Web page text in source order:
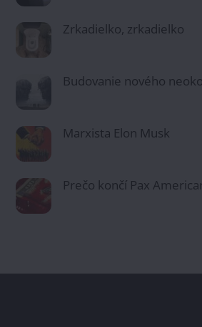
Zrkadielko, zrkadielko
Budovanie nového
Marxista Elon Musk
Prečo končí Pax